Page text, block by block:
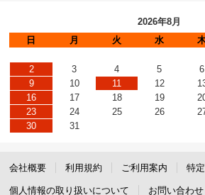
2026年8月
日
月 火 水
2
3 4 5 6
9
10 11 12
16
17 18 19
23
24 25 26
30
31
会社概要 利用規約 ご利用案内 特
個人情報の取り扱いについて お問い合わせ